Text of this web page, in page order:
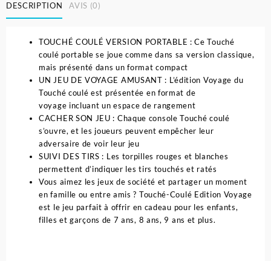
DESCRIPTION AVIS (0)
TOUCHÉ COULÉ VERSION PORTABLE : Ce Touché
coulé portable se joue comme dans sa version classique,
mais présenté dans un format compact
UN JEU DE VOYAGE AMUSANT : L’édition Voyage du
Touché coulé est présentée en format de
voyage incluant un espace de rangement
CACHER SON JEU : Chaque console Touché coulé
s’ouvre, et les joueurs peuvent empêcher leur
adversaire de voir leur jeu
SUIVI DES TIRS : Les torpilles rouges et blanches
permettent d’indiquer les tirs touchés et ratés
Vous aimez les jeux de société et partager un moment
en famille ou entre amis ? Touché-Coulé Edition Voyage
est le jeu parfait à offrir en cadeau pour les enfants,
filles et garçons de 7 ans, 8 ans, 9 ans et plus.